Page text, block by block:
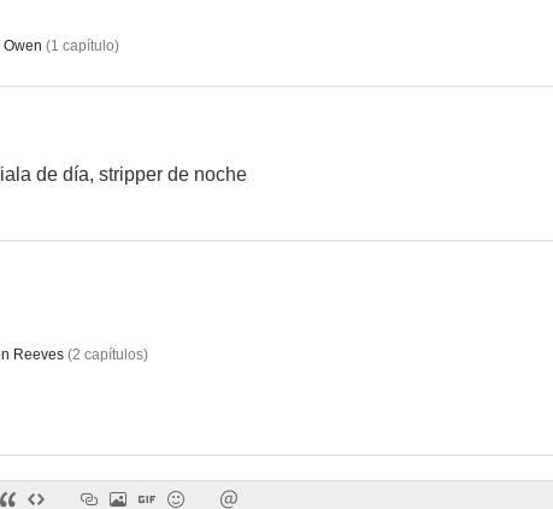
Owen (1 capítulo)
de día, stripper de noche
Reeves (2 capítulos)